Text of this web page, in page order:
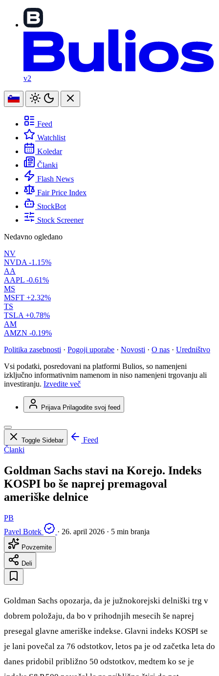
v2
Feed
Watchlist
Koledar
Članki
Flash News
Fair Price Index
StockBot
Stock Screener
Nedavno ogledano
NV
NVDA -1.15%
AA
AAPL -0.61%
MS
MSFT +2.32%
TS
TSLA +0.78%
AM
AMZN -0.19%
Politika zasebnosti · Pogoji uporabe · Novosti · O nas · Uredništvo
Vsi podatki, posredovani na platformi Bulios, so namenjeni
izključno informativnim namenom in niso namenjeni trgovanju ali
investiranju. Izvedite več
Prijava Prilagodite svoj feed
Toggle Sidebar
Feed
Članki
Goldman Sachs stavi na Korejo. Indeks
KOSPI bo še naprej premagoval
ameriške delnice
PB
Pavel Botek
· 26. april 2026 · 5 min branja
Povzemite
Deli
Goldman Sachs opozarja, da je južnokorejski delniški trg v
dobrem položaju, da bo v prihodnjih mesecih še naprej
presegal glavne ameriške indekse. Glavni indeks KOSPI se
je lani povečal za 76 odstotkov, letos pa je od začetka leta do
danes pridobil približno 50 odstotkov, medtem ko se je